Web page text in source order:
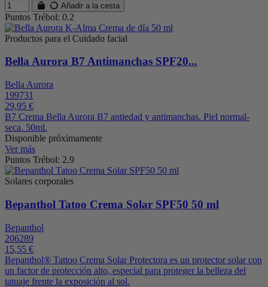
Añadir a la cesta
Puntos Trébol: 0.2
Productos para el Cuidado facial
Bella Aurora B7 Antimanchas SPF20...
Bella Aurora
199731
29,95 €
B7 Crema Bella Aurora B7 antiedad y antimanchas. Piel normal-
seca. 50ml.
Disponible próximamente
Ver más
Puntos Trébol: 2.9
Solares corporales
Bepanthol Tatoo Crema Solar SPF50 50 ml
Bepanthol
206289
15,55 €
Bepanthol® Tattoo Crema Solar Protectora es un protector solar con
un factor de protección alto, especial para proteger la belleza del
tatuaje frente la exposición al sol.